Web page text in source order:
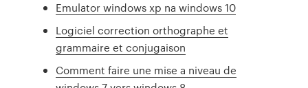
Emulator windows xp na windows 10
Logiciel correction orthographe et
grammaire et conjugaison
Comment faire une mise a niveau de